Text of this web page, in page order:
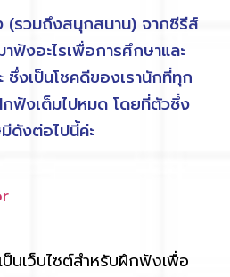
รวมถึงสนุกสนาน) จากซีรีส์
ฟังอะไรเพื่อการศึกษาและ
ซึ่งเป็นโชคดีของเรานักที่ทุก
ฟังเต็มไปหมด โดยที่ตัวซึ่ง
ดังต่อไปนี้ค่ะ
เว็บไซต์สำหรับฝึกฟังเพื่อ